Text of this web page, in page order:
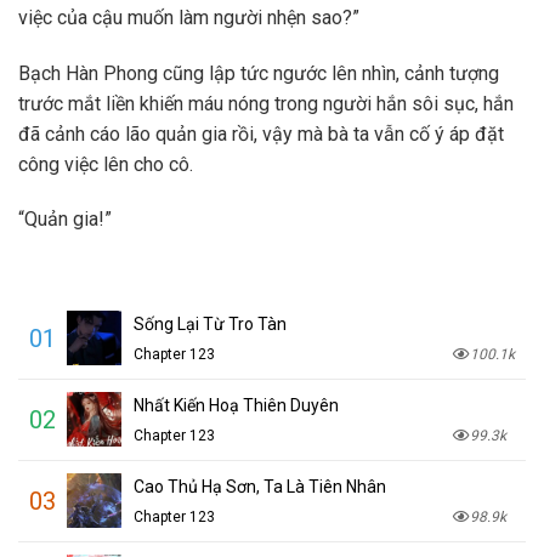
việc của cậu muốn làm người nhện sao?”
Bạch Hàn Phong cũng lập tức ngước lên nhìn, cảnh tượng
trước mắt liền khiến máu nóng trong người hắn sôi sục, hắn
đã cảnh cáo lão quản gia rồi, vậy mà bà ta vẫn cố ý áp đặt
công việc lên cho cô.
“Quản gia!”
01 Sống Lại Từ Tro Tàn
Chapter 123 100.1k
02 Nhất Kiến Hoạ Thiên Duyên
Chapter 123 99.3k
03 Cao Thủ Hạ Sơn, Ta Là Tiên Nhân
Chapter 123 98.9k